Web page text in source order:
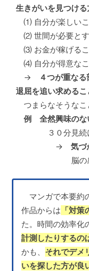
生きがいを見つける
⑴ 自分が楽しいこ
⑵ 世間が必要とす
⑶ お金が稼げるこ
⑷ 自分が得意なこ
→
４つが重な
退屈を追い求める
つまらなそうなこ
例 全然興味のな
３０分見続
→ 気づ
脳の感受性
マンガで本要約
作品からは 「対策
た。時間の効率化
計測したりするの
かも、 それでデメ
いを探した方が良